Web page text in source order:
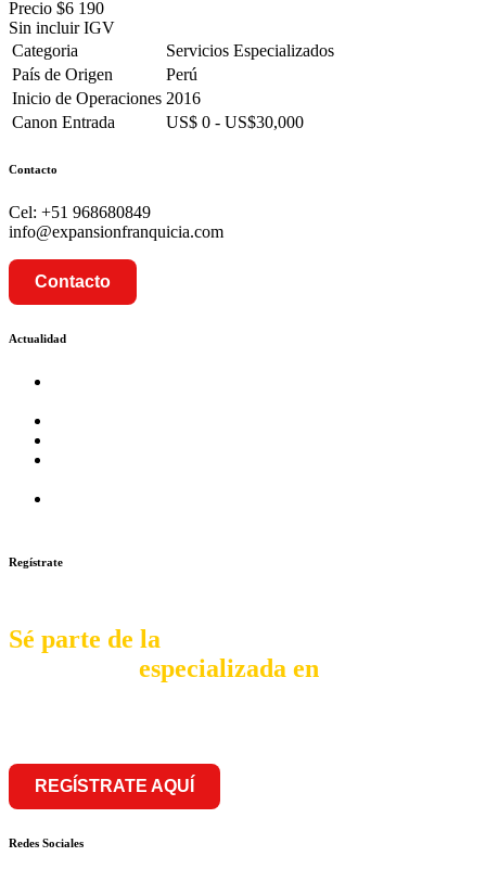
Precio $6 190
Sin incluir IGV
Categoria
Servicios Especializados
País de Origen
Perú
Inicio de Operaciones 2016
Canon Entrada
US$ 0 - US$30,000
Contacto
Cel: +51 968680849
info@expansionfranquicia.com
Contacto
Actualidad
Regístrate
Sé parte de la
especializada en
REGÍSTRATE AQUÍ
Redes Sociales